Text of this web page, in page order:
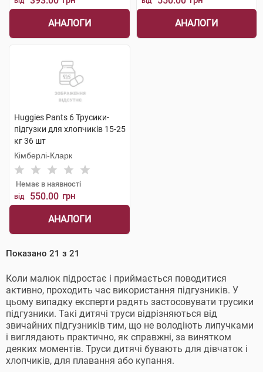
АНАЛОГИ АНАЛОГИ
Huggies Pants 6 Трусики-
підгузки для хлопчиків 15-25
кг 36 шт
Кімберлі-Кларк
Немає в наявності
від 550.00 грн
АНАЛОГИ
Показано 21 з 21
Коли малюк підростає і приймається поводитися
активно, проходить час використання підгузників. У
цьому випадку експерти радять застосовувати трусики
підгузники. Такі дитячі труси відрізняються від
звичайних підгузників тим, що не володіють липучками
і виглядають практично, як справжні, за винятком
деяких моментів. Труси дитячі бувають для дівчаток і
хлопчиків, для плавання або купання.